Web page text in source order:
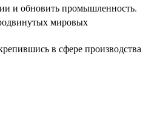
и обновить промышленность.
мировых
в сфере производства